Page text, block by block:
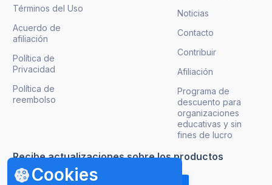
Cookies
Términos del Uso
Acuerdo de
afiliación
Política de
Privacidad
Política de
reembolso
Noticias
Contacto
Contribuir
Afiliación
Programa de
descuento para
organizaciones
educativas y sin
fines de lucro
Recibe actualizaciones sobre los productos